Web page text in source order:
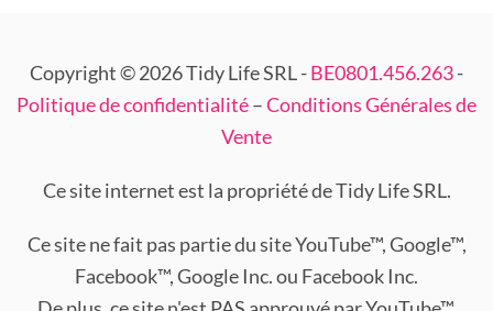
Copyright © 2026 Tidy Life SRL -BE0801.456.263-
Politique de confidentialité–Conditions Générales de
Vente
Ce site internet est la propriété de Tidy Life SRL.
Ce site ne fait pas partie du site YouTube™, Google™,
Facebook™, Google Inc. ou Facebook Inc.